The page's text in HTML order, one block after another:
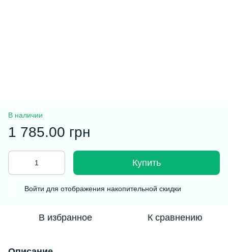
В наличии
1 785.00 грн
Купить
Войти для отображения накопительной скидки
В избранное К сравнению